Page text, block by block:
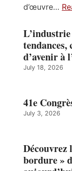
d’œuvre…
L’industrie
tendances,
d’avenir à
July 18, 2026
41e
July 3, 2026
Découvrez
bordure »